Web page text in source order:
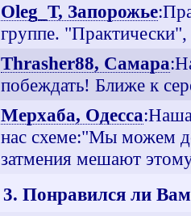
Oleg_T, Запорожье
группе. "Практически",
Thrasher88, Самара
побеждать! Ближе к
Мерхаба, Одесса
нас схеме:"Мы можем
затмения мешают
3. Понравился ли